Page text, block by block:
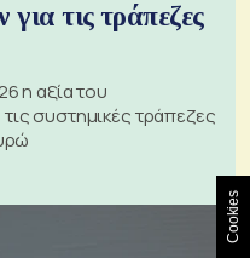
τις τράπεζες
η αξία του
συστημικές τράπεζες
Cookies